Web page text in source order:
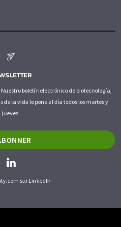
boletín electrónico de biotecnología,
la vida le pone al día todos los martes y
jueves.
sur LinkedIn